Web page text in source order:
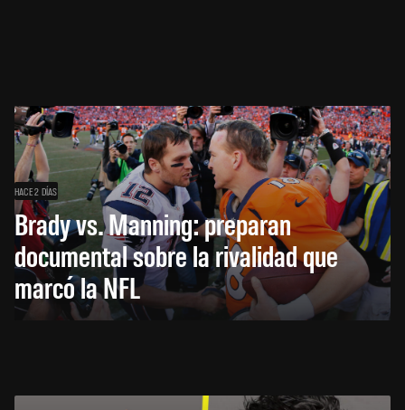
HACE 2 DÍAS
Brady vs. Manning: preparan
documental sobre la rivalidad que
marcó la NFL